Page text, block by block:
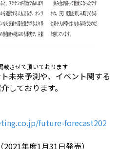
させて頂いております
未来予測や、イベント関する
しております。
future-forecast202
年度1月31日発売）